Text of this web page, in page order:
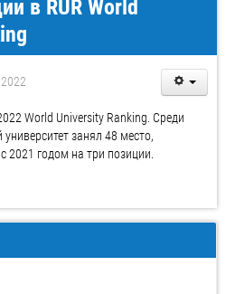
в RUR World
World University Ranking. Среди
занял 48 место,
2021 годом на три позиции.